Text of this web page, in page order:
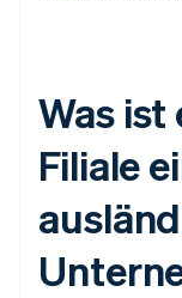
Was ist
Filiale